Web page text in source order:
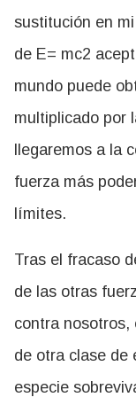
sustitución en
de E= mc2
mundo puede
multiplicado por
llegaremos a la
fuerza más
límites.
Tras el fracaso
de las otras
contra nosotros,
de otra clase de
especie